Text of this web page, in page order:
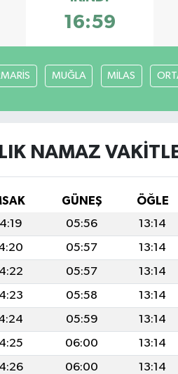
16:59
MUĞLA MİLAS
NAMAZ
GÜNEŞ ÖĞLE
05:56 13:14
05:57 13:14
05:57 13:14
05:58 13:14
05:59 13:14
06:00 13:14
06:00 13:14